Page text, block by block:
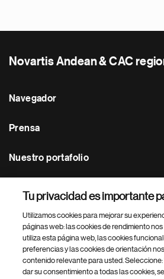
Novartis Andean & CAC
Navegador
Prensa
Nuestro portafolio
Footer Site Search
Tu privacidad es importante
Utilizamos cookies para mejorar su
páginas web: las cookies de rendimiento
utiliza esta página web, las cookies
preferencias y las cookies de orientación
contenido relevante para usted.
dar su consentimiento a todas las cookies,